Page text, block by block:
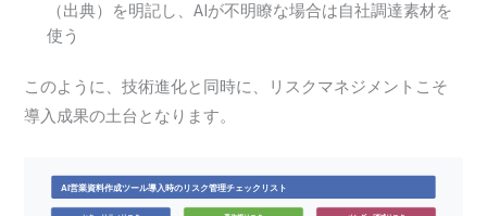
（出典）を明記し、AIが不明瞭な場合は自社調達素材を
使う
このように、技術進化と同時に、リスクマネジメントこそ
導入成果の土台となります。